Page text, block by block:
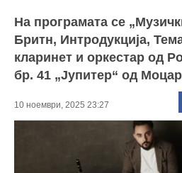
На програмата се
Бритн, Интродукција,
кларинет и оркестар од
бр. 41 „Јупитер“ од
10 ноември, 2025 23:27